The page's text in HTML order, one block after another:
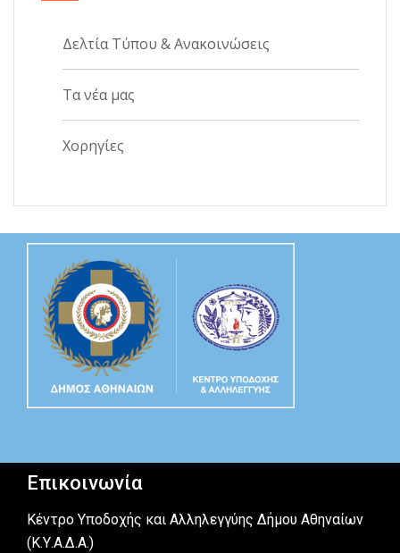
Δελτία Τύπου & Ανακοινώσεις
Τα νέα μας
Χορηγίες
Επικοινωνία
Κέντρο Υποδοχής και Αλληλεγγύης Δήμου Αθηναίων
(Κ.Υ.Α.Δ.Α.)